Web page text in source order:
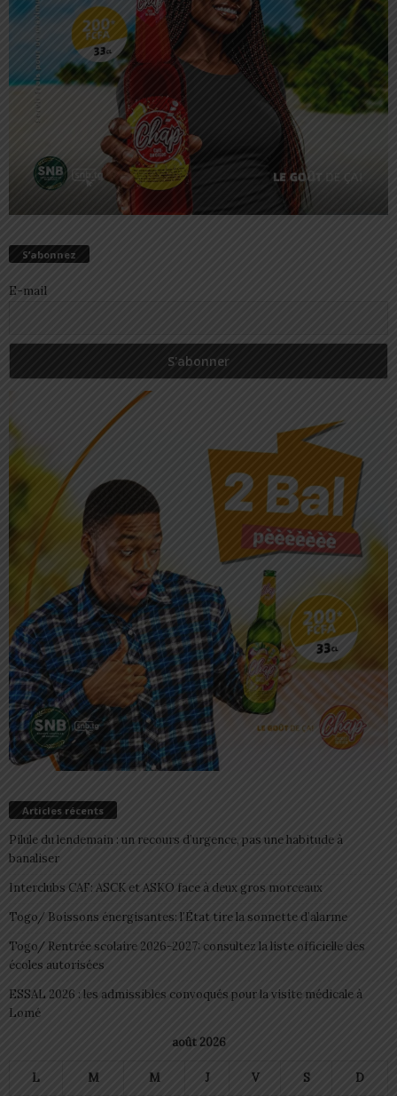
S’abonnez
E-mail
Articles récents
Pilule du lendemain : un recours d’urgence, pas une habitude à
banaliser
Interclubs CAF: ASCK et ASKO face à deux gros morceaux
Togo/ Boissons énergisantes: l’État tire la sonnette d’alarme
Togo/ Rentrée scolaire 2026-2027: consultez la liste officielle des
écoles autorisées
ESSAL 2026 : les admissibles convoqués pour la visite médicale à
Lomé
août 2026
L M M J V S D